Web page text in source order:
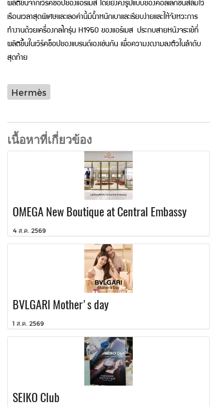
ผลิตขึ้นจากเวิร์คช็อปของแอร์เมส โดยยังคงรูปแบบของคอลเลกชั่นสลิมไว้
เรือนเวลาสุดพิเศษและเลอค่านี้มีน้ำหนักเบาและเรียบง่ายและให้จังหวะการ
ทำงานด้วยเครื่องกลไกรุ่น H1950 ของแอร์เมส ประกบสายหนังจระเข้ที่
ผลิตขึ้นในเวิร์คช็อปของแบรนด์เองเช่นกัน เพื่อความงดงามลงตัวในลำดับ
สุดท้าย
Hermès
เนื้อหาที่เกี่ยวข้อง
OMEGA New Boutique at Central Embassy
4 ส.ค. 2569
BVLGARI Mother's day
1 ส.ค. 2569
SEIKO Club